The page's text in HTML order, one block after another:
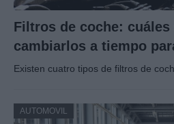
Filtros de coche:
cambiarlos a tiempo
Existen cuatro tipos de filtros de
AUTOMOVIL